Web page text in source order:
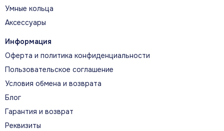
Установка
список совместимых моделей. После
установки потяните за обе половины и
убедитесь, что фиксаторы закрылись.
Проверка перед заказом
Умные кольца
Аксессуары
Информация
Оферта и политика конфиденциальности
Пользовательское соглашение
Условия обмена и возврата
Блог
Гарантия и возврат
Реквизиты